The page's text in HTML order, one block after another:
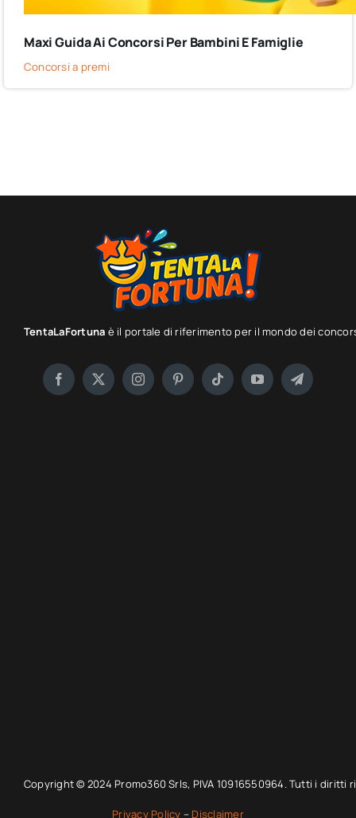
Maxi Guida Ai Concorsi Per Bambini E Famiglie
Concorsi a premi
TentaLaFortuna è il portale di riferimento per il mondo dei
Copyright © 2024 Promo360 Srls, PIVA 10916550964. Tutti i diritti
Privacy Policy – Disclaimer